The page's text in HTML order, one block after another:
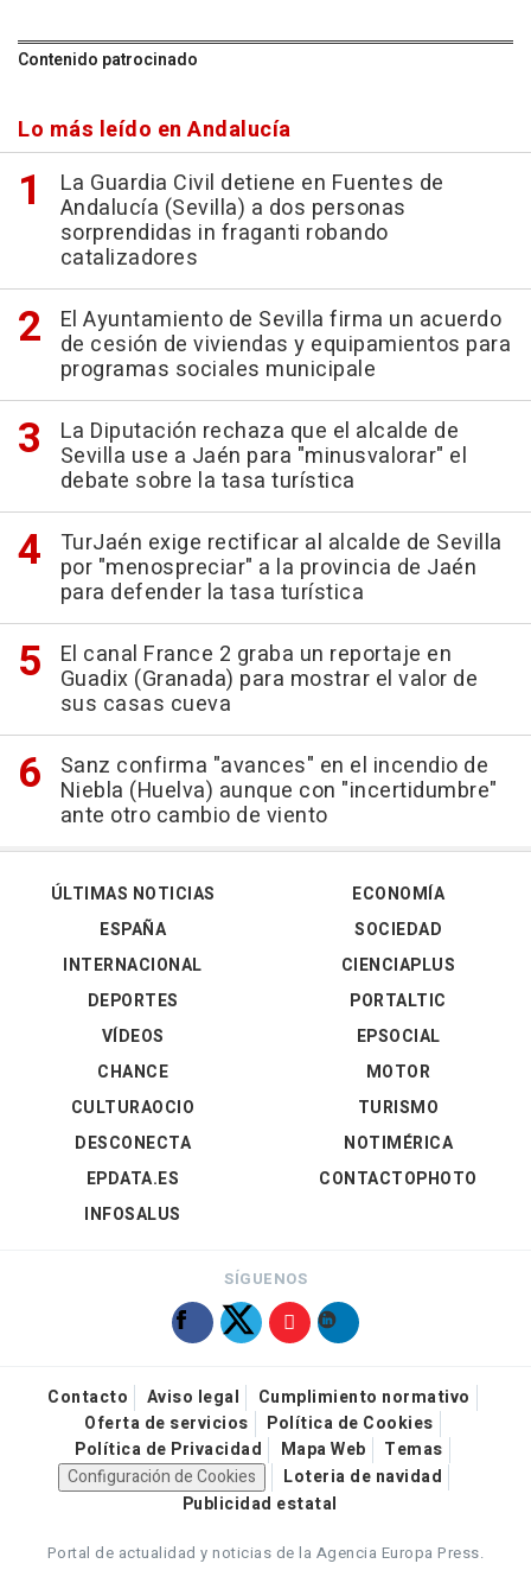
Contenido patrocinado
Lo más leído en Andalucía
La Guardia Civil detiene en Fuentes de
Andalucía (Sevilla) a dos personas
sorprendidas in fraganti robando
catalizadores
El Ayuntamiento de Sevilla firma un acuerdo
de cesión de viviendas y equipamientos para
programas sociales municipale
La Diputación rechaza que el alcalde de
Sevilla use a Jaén para "minusvalorar" el
debate sobre la tasa turística
TurJaén exige rectificar al alcalde de Sevilla
por "menospreciar" a la provincia de Jaén
para defender la tasa turística
El canal France 2 graba un reportaje en
Guadix (Granada) para mostrar el valor de
sus casas cueva
Sanz confirma "avances" en el incendio de
Niebla (Huelva) aunque con "incertidumbre"
ante otro cambio de viento
ÚLTIMAS NOTICIAS
ESPAÑA
INTERNACIONAL
DEPORTES
VÍDEOS
ECONOMÍA
SOCIEDAD
CIENCIAPLUS
PORTALTIC
EPSOCIAL
CHANCE
CULTURAOCIO
DESCONECTA
EPDATA.ES
INFOSALUS
MOTOR
TURISMO
NOTIMÉRICA
CONTACTOPHOTO
SÍGUENOS
Contacto Aviso legal
Cumplimiento normativo
Oferta de servicios
Política de Cookies
Política de Privacidad
Mapa Web
Temas
Configuración de Cookies
Loteria de navidad
Publicidad estatal
Portal de actualidad y noticias de la Agencia Europa Press.